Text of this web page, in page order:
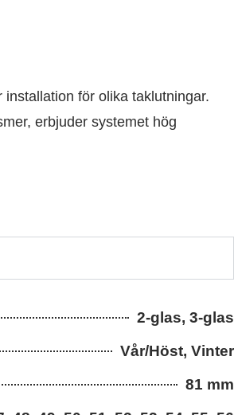
för olika taklutningar.
erbjuder systemet hög
2-glas, 3-glas
Vår/Höst, Vinter
81 mm